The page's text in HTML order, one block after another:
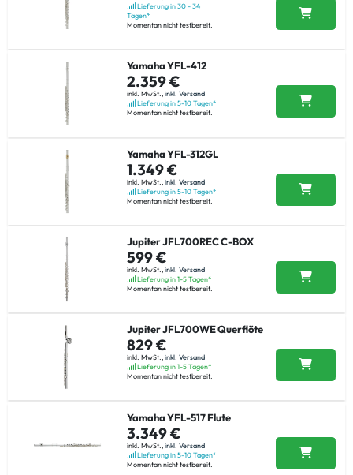
Lieferung in 30 - 34
Tagen*
Momentan nicht testbereit.
Yamaha YFL-412
2.359 €
inkl. MwSt.,inkl. Versand
Lieferung in 5-10 Tagen*
Momentan nicht testbereit.
Yamaha YFL-312GL
1.349 €
inkl. MwSt., inkl. Versand
Lieferung in 5-10 Tagen*
Momentan nicht testbereit.
Jupiter JFL700REC C-BOX
599 €
inkl. MwSt., inkl. Versand
Lieferung in 1-5 Tagen*
Momentan nicht testbereit.
Jupiter JFL700WE Querflöte
829 €
inkl. MwSt.,inkl. Versand
Lieferung in 1-5 Tagen*
Momentan nicht testbereit.
Yamaha YFL-517 Flute
3.349 €
inkl. MwSt., inkl. Versand
Lieferung in 5-10 Tagen*
Momentan nicht testbereit.